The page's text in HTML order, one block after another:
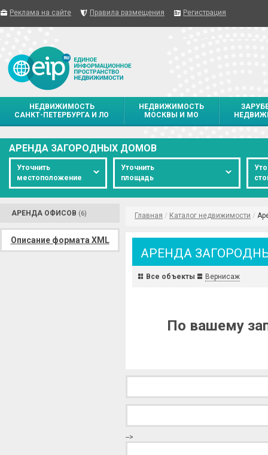
Реклама на сайте Правила размещения Регистрация
НЕДВИЖИМОСТЬ
САНКТ-ПЕТЕРБУРГА И ЛО
НЕДВИЖИМОСТЬ
МОСКВЫ И МО
АРЕНДА ЗАГОРОДНЫХ ДОМОВ
Уточнить
местоположение
Уточнить
площадь
АРЕНДА ОФИСОВ (6)
Описание формата XML
Главная / Каталог недвижимости /
АРЕНДА
Все объекты Вернисаж
По вашему
-->